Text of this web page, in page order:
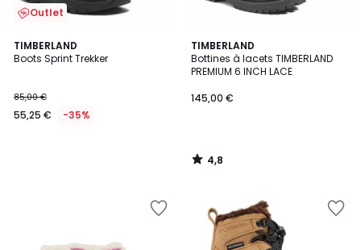
Outlet
TIMBERLAND
Boots Sprint Trekker
85,00 €
55,25 € -35%
TIMBERLAND
Bottines à lacets TIMBERLAND
PREMIUM 6 INCH LACE
145,00 €
4,8
/ 5
4,8
/